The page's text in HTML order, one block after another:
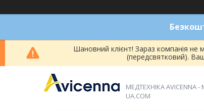
Шановний клієнт! Зараз компанія не
(передсвятковий).
МЕДТЕХНІКА AVICENNA -
UA.COM